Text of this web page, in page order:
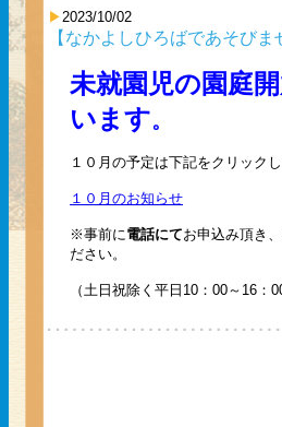
2023/10/02
【なかよしひろばであそびま
未就園児の園庭
います。
１０月の予定は下記をクリックし
１０月のお知らせ
※事前に電話にてお申込み頂き
ださい。
（土日祝除く平日10：00～16：